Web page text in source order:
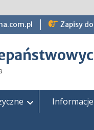
Zapisy
Informacje